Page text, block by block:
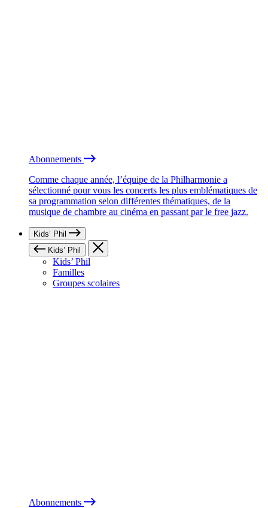
Abonnements
Comme chaque année, l’équipe de la Philharmonie a
sélectionné pour vous les concerts les plus emblématiques de
sa programmation selon différentes thématiques, de la
musique de chambre au cinéma en passant par le free jazz.
Kids’ Phil
Kids’ Phil
Kids’ Phil
Familles
Groupes scolaires
Abonnements